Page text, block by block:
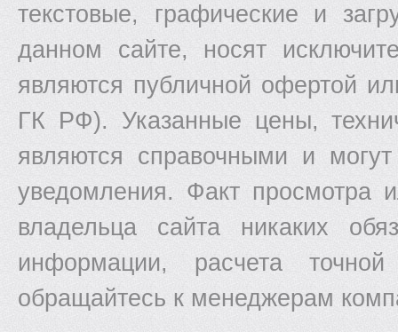
текстовые, графические и
данном сайте, носят
являются публичной офертой
ГК РФ). Указанные цены,
являются справочными и
уведомления. Факт просмотра
владельца сайта никаких
информации, расчета
обращайтесь к менеджерам